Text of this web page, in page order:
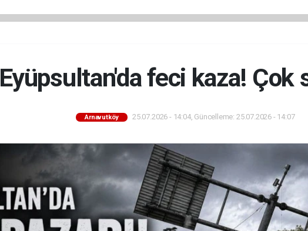
Eyüpsultan'da feci kaza! Çok
Arnavutköy 25.07.2026 - 14:04, Güncelleme: 25.07.2026 - 14:07